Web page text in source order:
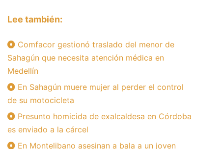
Lee también:
Comfacor gestionó traslado del menor de
Sahagún que necesita atención médica en
Medellín
En Sahagún muere mujer al perder el control
de su motocicleta
Presunto homicida de exalcaldesa en Córdoba
es enviado a la cárcel
En Montelibano asesinan a bala a un joven